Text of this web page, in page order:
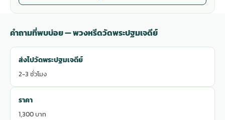
คำถามที่พบบ่อย — พวงหรีดวัดพระปฐมเจดีย์
ส่งไปวัดพระปฐมเจดีย์
2-3 ชั่วโมง
ราคา
1,300 บาท